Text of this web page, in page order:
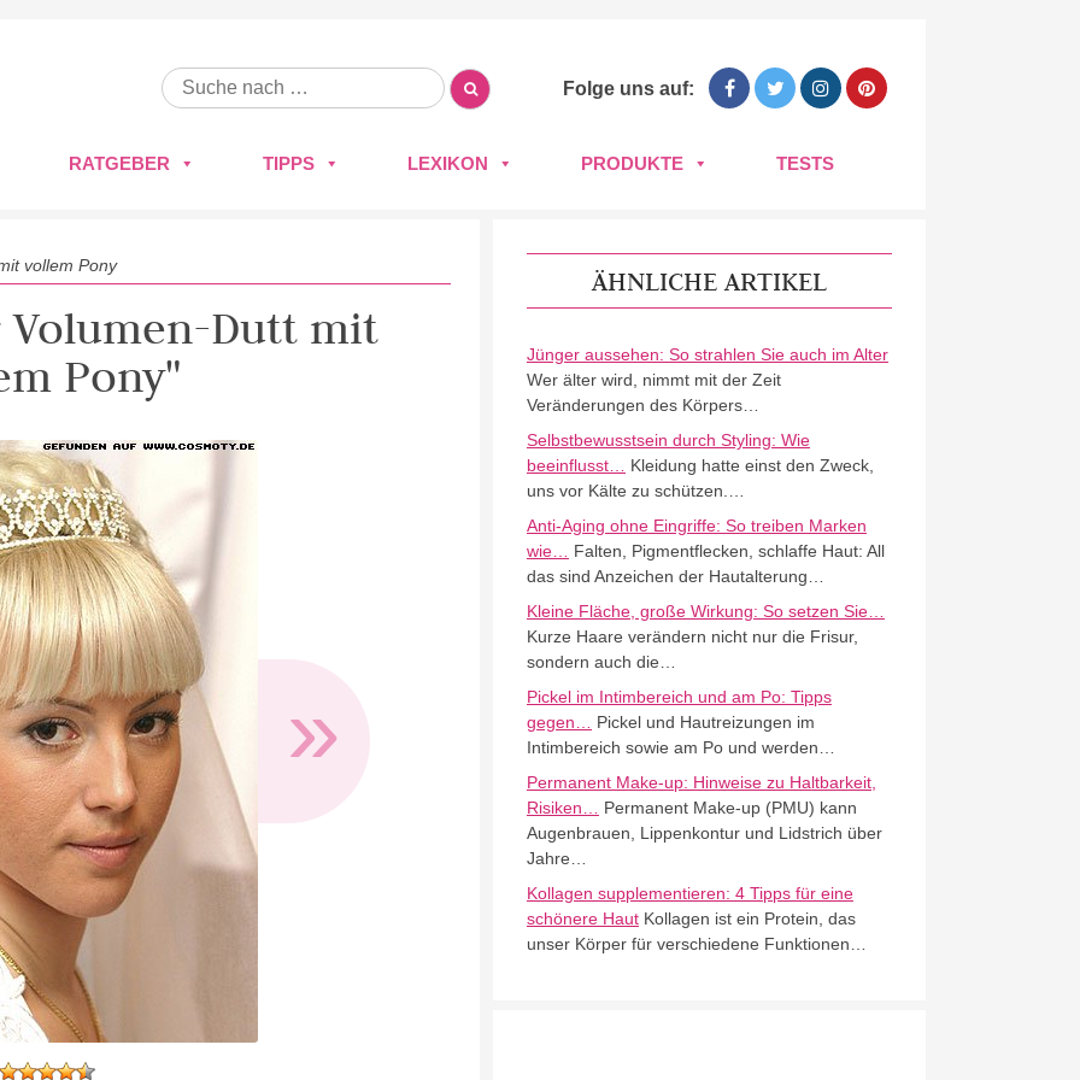
Folge uns auf:
RATGEBER TIPPS LEXIKON PRODUKTE TESTS
vollem Pony
Volumen-Dutt mit
Pony"
»
ÄHNLICHE ARTIKEL
Jünger aussehen: So strahlen Sie auch im Alter
Wer älter wird, nimmt mit der Zeit
Veränderungen des Körpers…
Selbstbewusstsein durch Styling: Wie
beeinflusst…
Kleidung hatte einst den Zweck,
uns vor Kälte zu schützen.…
Anti-Aging ohne Eingriffe: So treiben Marken
wie…
Falten, Pigmentflecken, schlaffe Haut: All
das sind Anzeichen der Hautalterung…
Kleine Fläche, große Wirkung: So setzen Sie…
Kurze Haare verändern nicht nur die Frisur,
sondern auch die…
Pickel im Intimbereich und am Po: Tipps
gegen…
Pickel und Hautreizungen im
Intimbereich sowie am Po und werden…
Permanent Make-up: Hinweise zu Haltbarkeit,
Risiken…
Permanent Make-up (PMU) kann
Augenbrauen, Lippenkontur und Lidstrich über
Jahre…
Kollagen supplementieren: 4 Tipps für eine
schönere HautKollagen ist ein Protein, das
unser Körper für verschiedene Funktionen…